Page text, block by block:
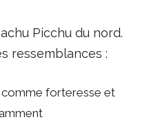
Picchu du nord.
ressemblances :
forteresse et